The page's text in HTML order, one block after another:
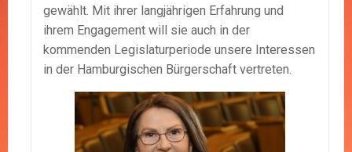
gewählt. Mit ihrer langjährigen Erfahrung und
ihrem Engagement will sie auch in der
kommenden Legislaturperiode unsere Interessen
in der Hamburgischen Bürgerschaft vertreten.